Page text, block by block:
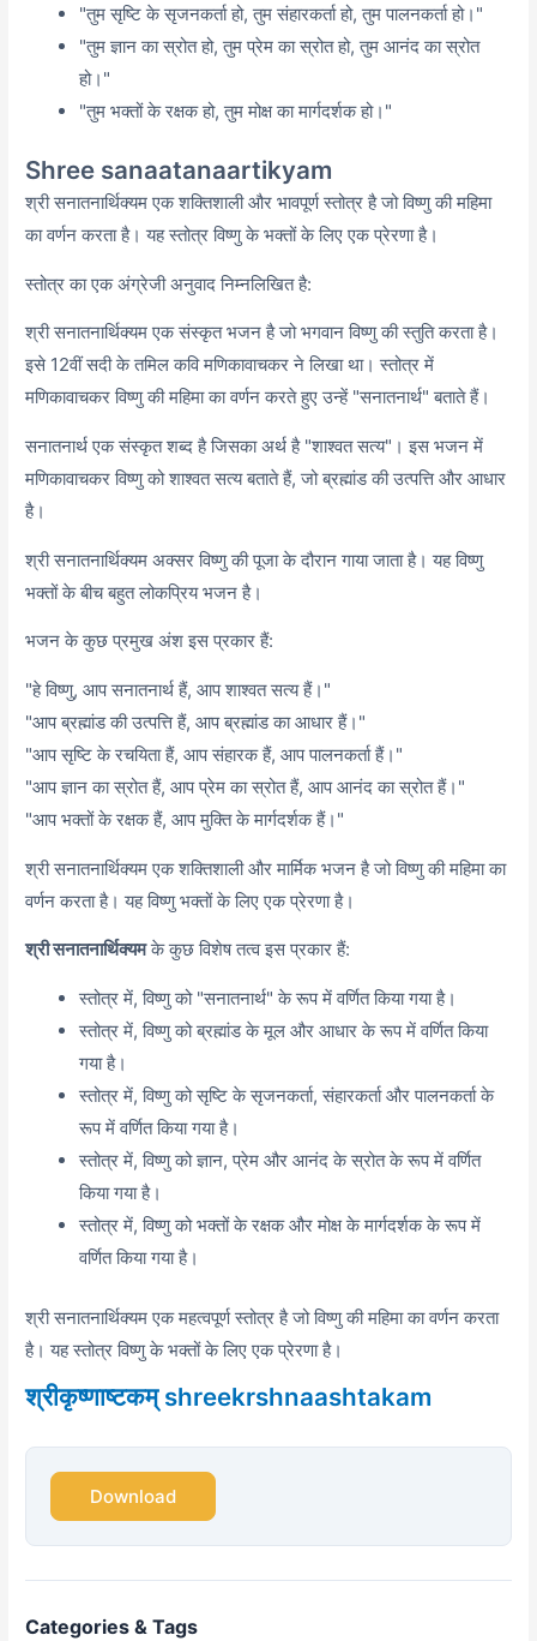
"तुम सृष्टि के सृजनकर्ता हो, तुम संहारकर्ता हो, तुम पालनकर्ता हो।"
"तुम ज्ञान का स्रोत हो, तुम प्रेम का स्रोत हो, तुम आनंद का स्रोत
हो।"
"तुम भक्तों के रक्षक हो, तुम मोक्ष का मार्गदर्शक हो।"
Shree sanaatanaartikyam
श्री सनातनार्थिक्यम एक शक्तिशाली और भावपूर्ण स्तोत्र है जो विष्णु की महिमा
का वर्णन करता है। यह स्तोत्र विष्णु के भक्तों के लिए एक प्रेरणा है।
स्तोत्र का एक अंग्रेजी अनुवाद निम्नलिखित है:
श्री सनातनार्थिक्यम एक संस्कृत भजन है जो भगवान विष्णु की स्तुति करता है।
इसे 12वीं सदी के तमिल कवि मणिकावाचकर ने लिखा था। स्तोत्र में
मणिकावाचकर विष्णु की महिमा का वर्णन करते हुए उन्हें "सनातनार्थ" बताते हैं।
सनातनार्थ एक संस्कृत शब्द है जिसका अर्थ है "शाश्वत सत्य"। इस भजन में
मणिकावाचकर विष्णु को शाश्वत सत्य बताते हैं, जो ब्रह्मांड की उत्पत्ति और आधार
है।
श्री सनातनार्थिक्यम अक्सर विष्णु की पूजा के दौरान गाया जाता है। यह विष्णु
भक्तों के बीच बहुत लोकप्रिय भजन है।
भजन के कुछ प्रमुख अंश इस प्रकार हैं:
"हे विष्णु, आप सनातनार्थ हैं, आप शाश्वत सत्य हैं।"
"आप ब्रह्मांड की उत्पत्ति हैं, आप ब्रह्मांड का आधार हैं।"
"आप सृष्टि के रचयिता हैं, आप संहारक हैं, आप पालनकर्ता हैं।"
"आप ज्ञान का स्रोत हैं, आप प्रेम का स्रोत हैं, आप आनंद का स्रोत हैं।"
"आप भक्तों के रक्षक हैं, आप मुक्ति के मार्गदर्शक हैं।"
श्री सनातनार्थिक्यम एक शक्तिशाली और मार्मिक भजन है जो विष्णु की महिमा का
वर्णन करता है। यह विष्णु भक्तों के लिए एक प्रेरणा है।
श्री सनातनार्थिक्यमके कुछ विशेष तत्व इस प्रकार हैं:
स्तोत्र में, विष्णु को "सनातनार्थ" के रूप में वर्णित किया गया है।
स्तोत्र में, विष्णु को ब्रह्मांड के मूल और आधार के रूप में वर्णित किया
गया है।
स्तोत्र में, विष्णु को सृष्टि के सृजनकर्ता, संहारकर्ता और पालनकर्ता के
रूप में वर्णित किया गया है।
स्तोत्र में, विष्णु को ज्ञान, प्रेम और आनंद के स्रोत के रूप में वर्णित
किया गया है।
स्तोत्र में, विष्णु को भक्तों के रक्षक और मोक्ष के मार्गदर्शक के रूप में
वर्णित किया गया है।
श्री सनातनार्थिक्यम एक महत्वपूर्ण स्तोत्र है जो विष्णु की महिमा का वर्णन करता
है। यह स्तोत्र विष्णु के भक्तों के लिए एक प्रेरणा है।
श्रीकृष्णाष्टकम् shreekrshnaashtakam
Download
Categories & Tags